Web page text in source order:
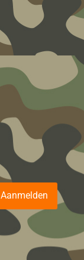
Aanmelden